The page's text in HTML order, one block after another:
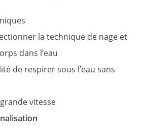
la technique de nage et
dans l’eau
de respirer sous l’eau sans
vitesse